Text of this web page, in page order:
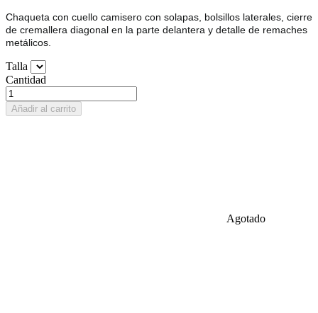
Chaqueta con cuello camisero con solapas, bolsillos laterales, cierre
de cremallera diagonal en la parte delantera y detalle de remaches
metálicos.
Talla
Cantidad
Añadir al carrito
Agotado